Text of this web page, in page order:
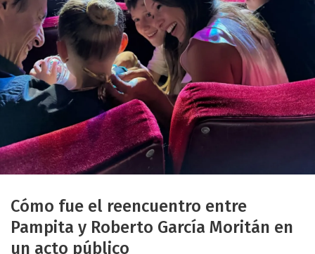
Cómo fue el reencuentro entre
Pampita y Roberto García Moritán en
un acto público